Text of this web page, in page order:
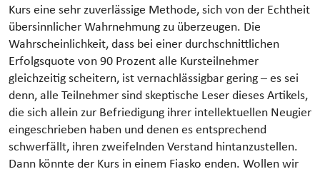
Kurs eine sehr zuverlässige Methode, sich von der Echtheit
übersinnlicher Wahrnehmung zu überzeugen. Die
Wahrscheinlichkeit, dass bei einer durchschnittlichen
Erfolgsquote von 90 Prozent alle Kursteilnehmer
gleichzeitig scheitern, ist vernachlässigbar gering – es sei
denn, alle Teilnehmer sind skeptische Leser dieses Artikels,
die sich allein zur Befriedigung ihrer intellektuellen Neugier
eingeschrieben haben und denen es entsprechend
schwerfällt, ihren zweifelnden Verstand hintanzustellen.
Dann könnte der Kurs in einem Fiasko enden. Wollen wir